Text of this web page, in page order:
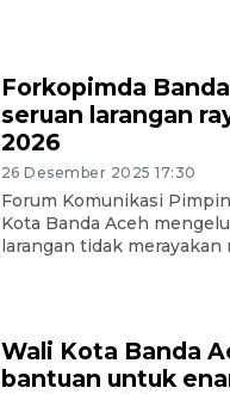
Forkopimda
seruan larangan
2026
26 Desember 2025 17:30
Forum Komunikasi
Kota Banda Aceh
larangan tidak merayakan
Wali Kota Banda
bantuan untuk
FOTO -